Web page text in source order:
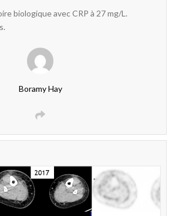
biologique avec CRP à 27 mg/L.
Boramy Hay